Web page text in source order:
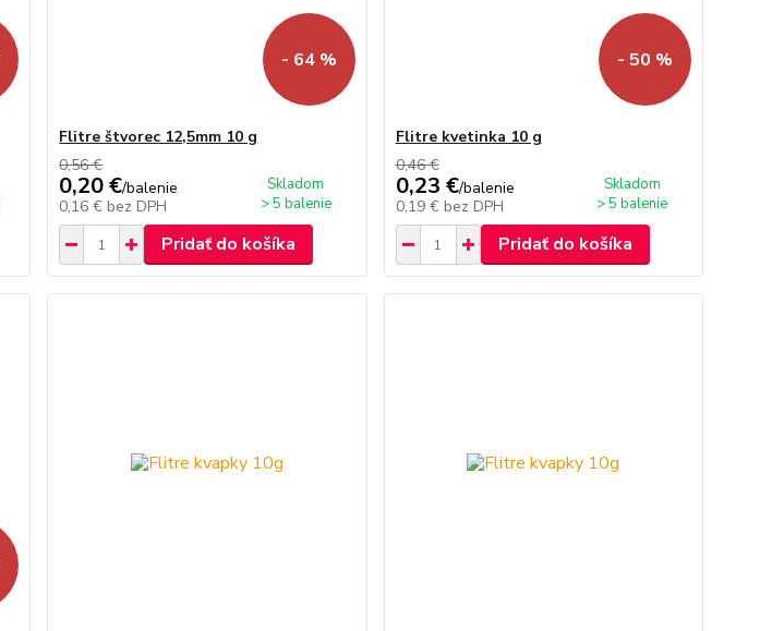
- 64 %
Flitre štvorec 12,5mm 10 g
0,56 €
0,20 €/balenie
0,16 € bez DPH
Skladom
> 5 balenie
Pridať do košíka
- 50 %
Flitre kvetinka 10 g
0,46 €
0,23 €/balenie
0,19 € bez DPH
Skladom
> 5 balenie
Pridať do košíka